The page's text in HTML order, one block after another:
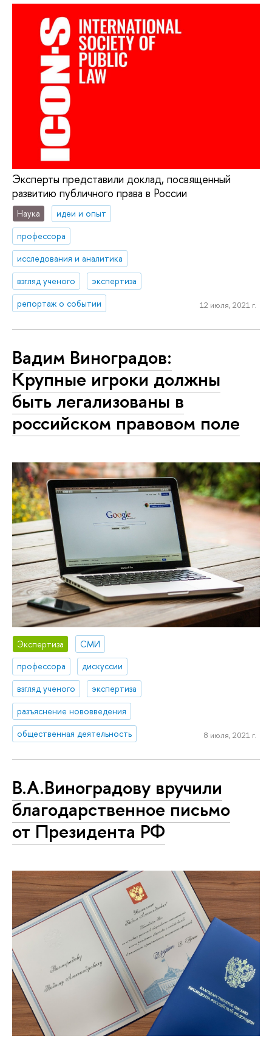
Эксперты представили доклад, посвященный
развитию публичного права в России
Наука
идеи и опыт
профессора
исследования и аналитика
взгляд ученого
экспертиза
репортаж о событии
12 июля, 2021 г.
Вадим Виноградов:
Крупные игроки должны
быть легализованы в
российском правовом поле
Экспертиза
СМИ
профессора
дискуссии
взгляд ученого
экспертиза
разъяснение нововведения
общественная деятельность
8 июля, 2021 г.
В.А.Виноградову вручили
благодарственное письмо
от Президента РФ